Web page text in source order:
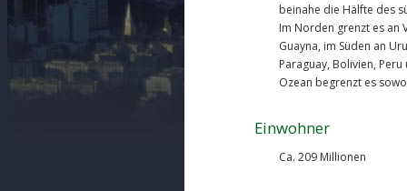
beinahe die Hälfte des
Im Norden grenzt es an
Guayna, im Süden an
Paraguay, Bolivien,
Ozean begrenzt es
Einwohner
Ca. 209 Millionen